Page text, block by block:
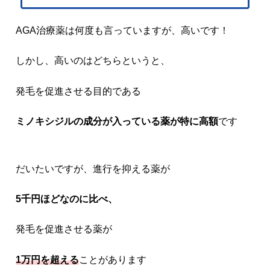
AGA治療薬は何度も言っていますが、高いです！
しかし、高いのはどちらというと、
発毛を促進させる目的である
ミノキシジルの成分が入っている薬が特に高額です
だいたいですが、進行を抑える薬が
5千円ほどなのに比べ、
発毛を促進させる薬が
1万円を超えることがあります